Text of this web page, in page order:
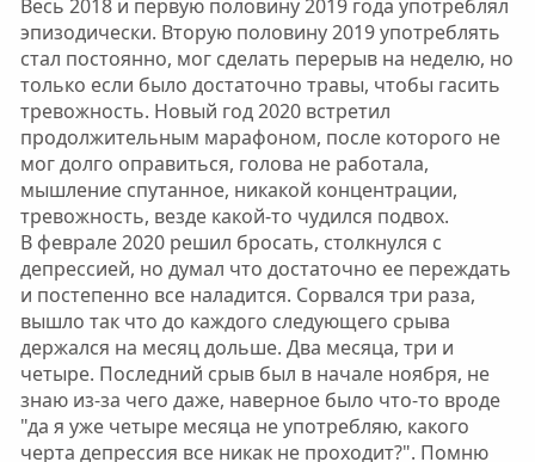
Весь 2018 и первую половину 2019 года употреблял
эпизодически. Вторую половину 2019 употреблять
стал постоянно, мог сделать перерыв на неделю, но
только если было достаточно травы, чтобы гасить
тревожность. Новый год 2020 встретил
продолжительным марафоном, после которого не
мог долго оправиться, голова не работала,
мышление спутанное, никакой концентрации,
тревожность, везде какой-то чудился подвох.
В феврале 2020 решил бросать, столкнулся с
депрессией, но думал что достаточно ее переждать
и постепенно все наладится. Сорвался три раза,
вышло так что до каждого следующего срыва
держался на месяц дольше. Два месяца, три и
четыре. Последний срыв был в начале ноября, не
знаю из-за чего даже, наверное было что-то вроде
"да я уже четыре месяца не употребляю, какого
черта депрессия все никак не проходит?". Помню